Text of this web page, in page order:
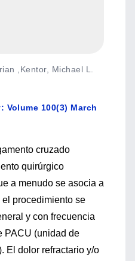
,Kentor, Michael L.
Volume 100(3) March
cruzado
quirúrgico
a menudo se asocia a
procedimiento se
y con frecuencia
PACU (unidad de
El dolor refractario y/o